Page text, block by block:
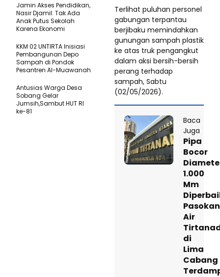
Terlihat puluhan personel
gabungan terpantau
berjibaku memindahkan
gunungan sampah plastik
ke atas truk pengangkut
dalam aksi bersih-bersih
perang terhadap
sampah, Sabtu
(02/05/2026).
Baca
Juga
Pipa
Bocor
1.000
Mm
Pasokan
Air
di
Lima
Cabang
Jamin Akses Pendidikan,
Nasir Djamil: Tak Ada
Anak Putus Sekolah
Karena Ekonomi
KKM 02 UNTIRTA Inisiasi
Pembangunan Depo
Sampah di Pondok
Pesantren Al-Muawanah
Antusias Warga Desa
Sobang Gelar
Jumsih,Sambut HUT RI
ke-81